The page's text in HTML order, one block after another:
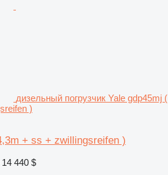
дизельный погрузчик Yale gdp45mj (
)
+ ss + zwillingsreifen )
14 440 $